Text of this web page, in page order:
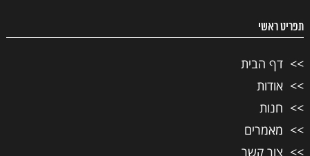
תפריט ראשי
דף הבית
אודות
חנות
מאמרים
צור קשר